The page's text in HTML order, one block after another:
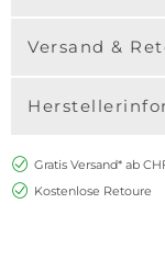
Versand &
Gratis Versand* ab
Kostenlose Retoure